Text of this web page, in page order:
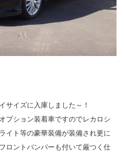
サイズに入庫しました～！
プション装着車ですのでレカロシ
イト等の豪華装備が装備され更に
ロントバンパーも付いて厳つく仕